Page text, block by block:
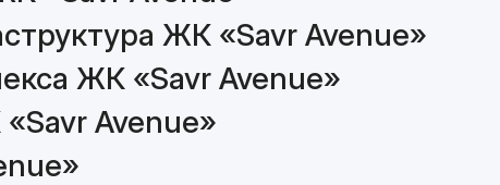
ЖК «Savr Avenue»
ЖК «Savr Avenue»
Avenue»